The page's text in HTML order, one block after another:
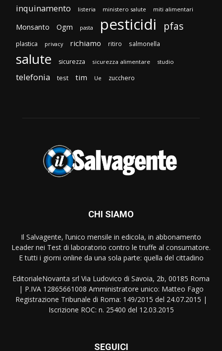
inquinamento listeria ministero salute miti alimentari
Monsanto Ogm pasta pesticidi pfas
plastica privacy richiamo ritiro salmonella
salute sicurezza sicurezza alimentare studio
telefonia test tim Ue zucchero
CHI SIAMO
Il Salvagente, l’unico mensile in edicola, in abbonamento
Leader nei Test di laboratorio contro le truffe al consumatore.
E tutti i giorni online da una sola parte: quella del cittadino
EditorialeNovanta srl Via Ludovico di Savoia, 2b, 00185 Roma
| P.IVA 12865661008 Amministratore unico: Matteo Fago
Registrazione Tribunale di Roma: 149/2015 del 24.07.2015 |
Iscrizione ROC: n. 25400 del 12.03.2015
SEGUICI